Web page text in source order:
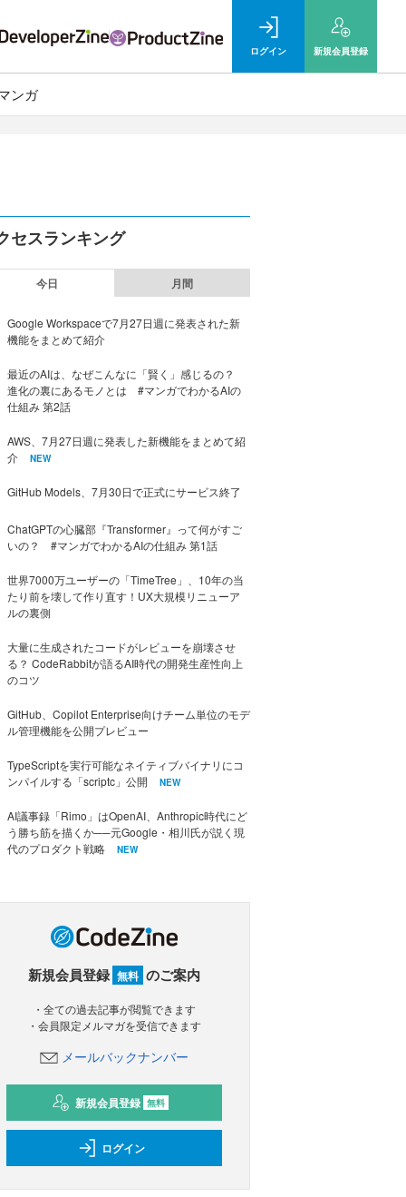
ログイン 新規会員登録
ンガ
セスランキング
今日 月間
Google Workspaceで7月27日週に発表された新
機能をまとめて紹介
最近のAIは、なぜこんなに「賢く」感じるの？
進化の裏にあるモノとは #マンガでわかるAIの
仕組み 第2話
AWS、7月27日週に発表した新機能をまとめて紹
介
NEW
GitHub Models、7月30日で正式にサービス終了
ChatGPTの心臓部『Transformer』って何がすご
いの？ #マンガでわかるAIの仕組み 第1話
世界7000万ユーザーの「TimeTree」、10年の当
たり前を壊して作り直す！UX大規模リニューア
ルの裏側
大量に生成されたコードがレビューを崩壊させ
る？ CodeRabbitが語るAI時代の開発生産性向上
のコツ
GitHub、Copilot Enterprise向けチーム単位のモデ
ル管理機能を公開プレビュー
TypeScriptを実行可能なネイティブバイナリにコ
ンパイルする「scriptc」公開
NEW
AI議事録「Rimo」はOpenAI、Anthropic時代にど
う勝ち筋を描くか──元Google・相川氏が説く現
代のプロダクト戦略
NEW
新規会員登録 無料 のご案内
・全ての過去記事が閲覧できます
・会員限定メルマガを受信できます
メールバックナンバー
新規会員登録 無料
ログイン